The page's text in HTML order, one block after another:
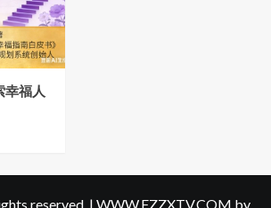
幸福人
reserved. | WWW.FZZXTV.COM by